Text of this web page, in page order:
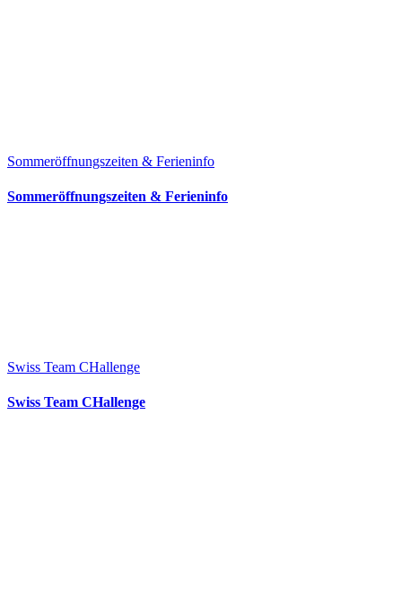
Sommeröffnungszeiten & Ferieninfo
Sommeröffnungszeiten & Ferieninfo
Swiss Team CHallenge
Swiss Team CHallenge